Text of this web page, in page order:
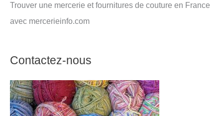
Trouver une mercerie et fournitures de couture en France
avec mercerieinfo.com
Contactez-nous